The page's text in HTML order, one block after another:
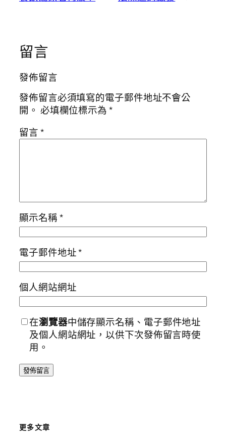
留言
發佈留言
發佈留言必須填寫的電子郵件地址不會公
開。 必填欄位標示為*
留言*
顯示名稱*
電子郵件地址*
個人網站網址
在瀏覽器中儲存顯示名稱、電子郵件地址
及個人網站網址，以供下次發佈留言時使
用。
更多文章